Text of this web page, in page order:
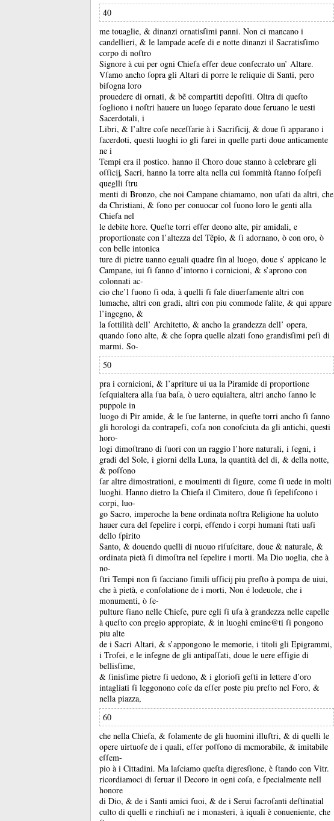
40
me touaglie, & dinanzi ornatisſimi panni. Non ci mancano i
candellieri, & le lampade aceſe di e notte dinanzi il Sacratisſimo
corpo di noſtro
Signore à cui per ogni Chieſa eſſer deue conſecrato un’ Altare.
Vſamo ancho ſopra gli Altari di porre le reliquie di Santi, pero
biſogna loro
prouedere di ornati, & bẽ compartiti depoſiti. Oltra di queſto
ſogliono i noſtri hauere un luogo ſeparato doue ſeruano le uesti
Sacerdotali, i
Libri, & l’altre coſe neceſſarie à i Sacriſicĳ, & doue ſi apparano i
ſacerdoti, questi luoghi io gli ſarei in quelle parti doue anticamente
ne i
Tempi era il postico. hanno il Choro doue stanno à celebrare gli
oſſicĳ, Sacri, hanno la torre alta nella cui ſommità ſtanno ſoſpeſi
queglli ſtru
menti di Bronzo, che noi Campane chiamamo, non uſati da altri, che
da Christiani, & ſono per conuocar col ſuono loro le genti alla
Chieſa nel
le debite hore. Queſte torri eſſer deono alte, pir amidali, e
proportionate con l’altezza del Tẽpio, & ſi adornano, ò con oro, ò
con belle intonica
ture di pietre uanno eguali quadre ſin al luogo, doue s’ appicano le
Campane, iui ſi ſanno d’intorno i cornicioni, & s’aprono con
colonnati ac-
cio che’l ſuono ſi oda, à quelli ſi ſale diuerſamente altri con
lumache, altri con gradi, altri con piu commode ſalite, & qui appare
l’ingegno, &
la ſottilità dell’ Architetto, & ancho la grandezza dell’ opera,
quando ſono alte, & che ſopra quelle alzati ſono grandisſimi peſi di
marmi. So-
50
pra i cornicioni, & l’apriture ui ua la Piramide di proportione
ſeſquialtera alla ſua baſa, ò uero equialtera, altri ancho ſanno le
puppole in
luogo di Pir amide, & le ſue lanterne, in queſte torri ancho ſi ſanno
gli horologi da contrapeſi, coſa non conoſciuta da gli antichi, questi
horo-
logi dimoſtrano di ſuori con un raggio l’hore naturali, i ſegni, i
gradi del Sole, i giorni della Luna, la quantità del di, & della notte,
& poſſono
ſar altre dimostrationi, e mouimenti di ſigure, come ſi uede in molti
luoghi. Hanno dietro la Chieſa il Cimitero, doue ſi ſepeliſcono i
corpi, luo-
go Sacro, imperoche la bene ordinata noſtra Religione ha uoluto
hauer cura del ſepelire i corpi, eſſendo i corpi humani ſtati uaſi
dello ſpirito
Santo, & douendo quelli di nuouo riſuſcitare, doue & naturale, &
ordinata pietà ſi dimoſtra nel ſepelire i morti. Ma Dio uoglia, che à
no-
ſtri Tempi non ſi ſacciano ſimili uſſicĳ piu preſto à pompa de uiui,
che à pietà, e conſolatione de i morti, Non é lodeuole, che i
monumenti, ò ſe-
pulture ſiano nelle Chieſe, pure egli ſi uſa à grandezza nelle capelle
à queſto con pregio appropiate, & in luoghi emine@ti ſi pongono
piu alte
de i Sacri Altari, & s’appongono le memorie, i titoli gli Epigrammi,
i Troſei, e le inſegne de gli antipaſſati, doue le uere eſſigie di
bellisſime,
& ſinisſime pietre ſi uedono, & i glorioſi geſti in lettere d’oro
intagliati ſi leggonono coſe da eſſer poste piu preſto nel Foro, &
nella piazza,
60
che nella Chieſa, & ſolamente de gli huomini illuſtri, & di quelli le
opere uirtuoſe de i quali, eſſer poſſono di mcmorabile, & imitabile
eſſem-
pio à i Cittadini. Ma laſciamo queſta digresſione, è ſtando con Vitr.
ricordiamoci di ſeruar il Decoro in ogni coſa, e ſpecialmente nell
honore
di Dio, & de i Santi amici ſuoi, & de i Serui ſacroſanti deſtinatial
culto di quelli e rinchiuſi ne i monasteri, à iquali è conueniente, che